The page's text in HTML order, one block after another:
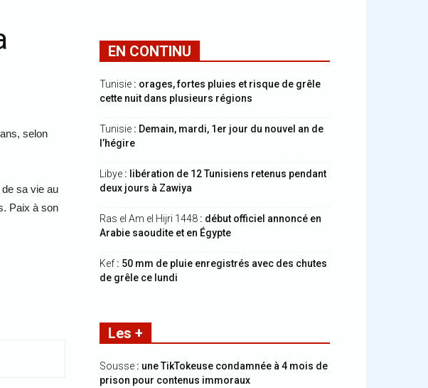
selon
sa vie au
Paix à son
EN CONTINU
Tunisie : orages, fortes pluies et risque de grêle
cette nuit dans plusieurs régions
Tunisie : Demain, mardi, 1er jour du nouvel an de
l’hégire
Libye : libération de 12 Tunisiens retenus pendant
deux jours à Zawiya
Ras el Am el Hijri 1448 : début officiel annoncé en
Arabie saoudite et en Égypte
Kef : 50 mm de pluie enregistrés avec des chutes
de grêle ce lundi
Les +
Sousse : une TikTokeuse condamnée à 4 mois de
prison pour contenus immoraux